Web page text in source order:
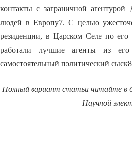
контакты с заграничной
людей в Европу7. С целью
резиденции, в Царском Селе по его
работали лучшие агенты из
самостоятельный политический
Полный вариант статьи читайте в
Научной